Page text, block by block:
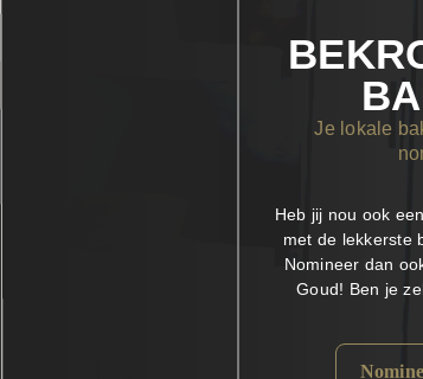
Je lokale
Heb jij nou ook
met de lekkerste
Nomineer dan
Goud! Ben je